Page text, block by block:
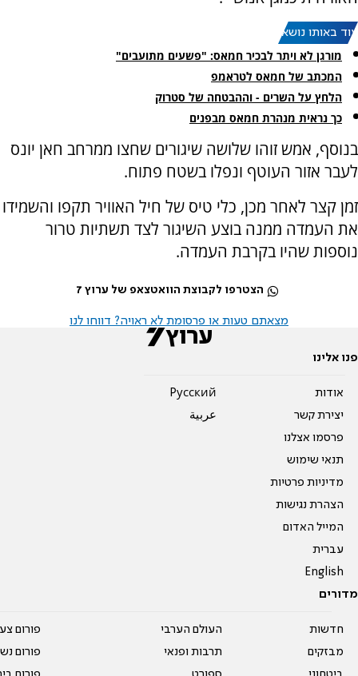
עוד באותו נושא:
מורגן לא ויתר לבכיר חמאס: "פשעים מתועבים"
המכתב של חמאס לטראמפ
הלחץ על השרים - וההבטחה של סטרוק
כך נראית מנהרת חמאס מבפנים
בנוסף, אמש זוהו שלושה שיגורים שחצו ממרחב חאן יונס
לעבר אזור העוטף ונפלו בשטח פתוח.
זמן קצר לאחר מכן, כלי טיס של חיל האוויר תקפו והשמידו
את העמדה ממנה בוצע השיגור לצד תשתיות טרור
נוספות שהיו בקרבת העמדה.
הצטרפו לקבוצת הוואטצאפ של ערוץ 7
מצאתם טעות או פרסומת לא ראויה? דווחו לנו
פנו אלינו
אודות
יצירת קשר
פרסמו אצלנו
תנאי שימוש
מדיניות פרטיות
הצהרת נגישות
המייל האדום
עברית
English
Pусский
عربية
מדורים
חדשות
מבזקים
העולם הערבי
תרבות ופנאי
פורום
פורום